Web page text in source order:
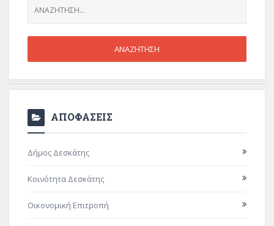
ΑΠΟΦΑΣΕΙΣ
Δήμος Δεσκάτης
Κοινότητα Δεσκάτης
Οικονομική Επιτροπή